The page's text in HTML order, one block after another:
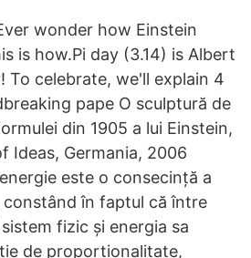
wonder how Einstein
is how.Pi day (3.14) is Albert
To celebrate, we'll explain 4
pape O sculptură de
din 1905 a lui Einstein,
Ideas, Germania, 2006
este o consecință a
în faptul că între
fizic și energia sa
de proporționalitate,